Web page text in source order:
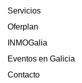
Servicios
Oferplan
INMOGalia
Eventos en Galicia
Contacto